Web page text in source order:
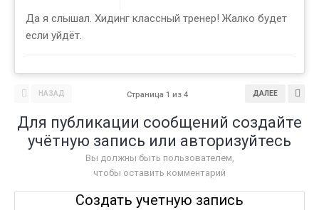
Да я слышал. Хидинг классный тренер! Жалко будет
если уйдёт.
НАЗАД ДАЛЕЕ
Страница 1 из 4
Для публикации сообщений создайте
учётную запись или авторизуйтесь
Вы должны быть пользователем,
чтобы оставить комментарий
Создать учетную запись